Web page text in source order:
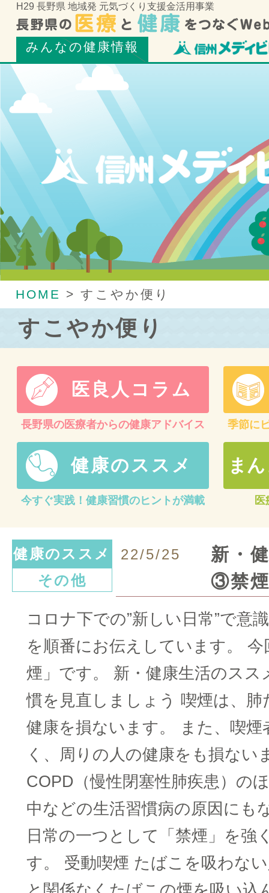
H29 長野県 地域発 元気づくり支援金活用事業
みんなの健康情報
HOME > すこやか便り
すこやか便り
医良人コラム
長野県の医療者からの健康アドバイス 季節に
健康のススメ
今すぐ実践！健康習慣のヒントが満載
ま
健康のススメ
その他
22/5/25
新・
③禁
コロナ下での”新しい日常”で意
を順番にお伝えしています。
煙」です。 新・健康生活のス
慣を見直しましょう 喫煙は、
健康を損ないます。 また、喫煙
く、周りの人の健康をも損ない
COPD（慢性閉塞性肺疾患）の
中などの生活習慣病の原因にも
日常の一つとして「禁煙」を強
す。 受動喫煙 たばこを吸わな